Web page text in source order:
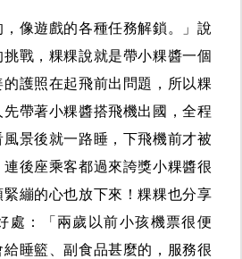
，像遊戲的各種任務解鎖。」說
戰，粿粿說就是帶小粿醬一個
的護照在起飛前出問題，所以粿
帶著小粿醬搭飛機出國，全程
景後就一路睡，下飛機前才被
後座乘客都過來誇獎小粿醬很
繃的心也放下來！粿粿也分享
處：「兩歲以前小孩機票很便
睡籃、副食品甚麼的，服務很